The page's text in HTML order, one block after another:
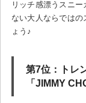
リッチ感漂うスニ
ない大人ならでは
ょう♪
第7位：トレ
「JIMMY